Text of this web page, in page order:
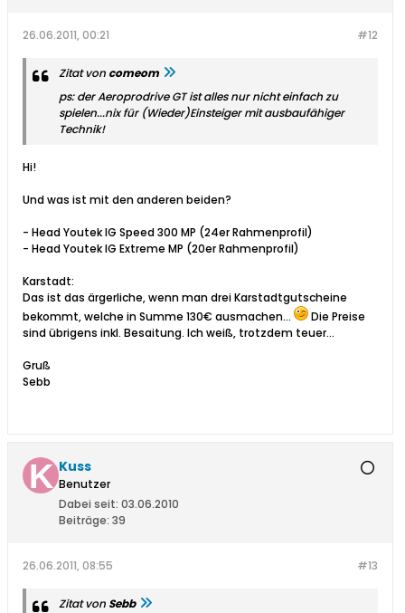
#12
26.06.2011, 00:21
Zitat von comeom
ps: der Aeroprodrive GT ist alles nur nicht einfach zu
spielen...nix für (Wieder)Einsteiger mit ausbaufähiger
Technik!
Hi!
Und was ist mit den anderen beiden?
- Head Youtek IG Speed 300 MP (24er Rahmenprofil)
- Head Youtek IG Extreme MP (20er Rahmenprofil)
Karstadt:
Das ist das ärgerliche, wenn man drei Karstadtgutscheine
bekommt, welche in Summe 130€ ausmachen...
Die Preise
sind übrigens inkl. Besaitung. Ich weiß, trotzdem teuer...
Gruß
Sebb
Kuss
Benutzer
Dabei seit: 03.06.2010
Beiträge: 39
#13
26.06.2011, 08:55
Zitat von Sebb